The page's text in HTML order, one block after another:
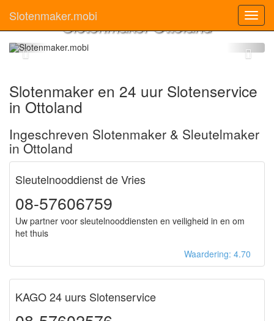
Slotenmaker.mobiSlotenmaker Ottoland
Slotenmaker en 24 uur Slotenservice
in Ottoland
Ingeschreven Slotenmaker & Sleutelmaker
in Ottoland
Sleutelnooddienst de Vries
08-57606759
Uw partner voor sleutelnooddiensten en veiligheid in en om
het thuis
Waardering: 4.70
KAGO 24 uurs Slotenservice